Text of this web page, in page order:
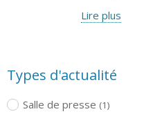
Lire plus
Types d'actualité
Salle de presse (1)